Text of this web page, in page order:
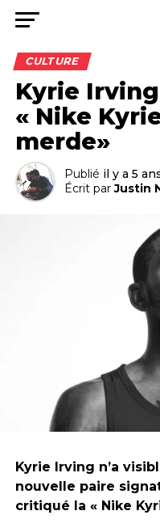
CULTURE
Kyrie
« Nike
merde»
Publié il y a 5
Écrit par Justin
Kyrie Irving n’a
nouvelle paire
critiqué la « Nike